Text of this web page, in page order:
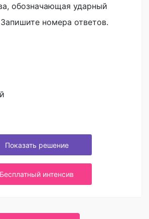
обозначающая ударный
номера ответов.
Показать решение
Бесплатный интенсив